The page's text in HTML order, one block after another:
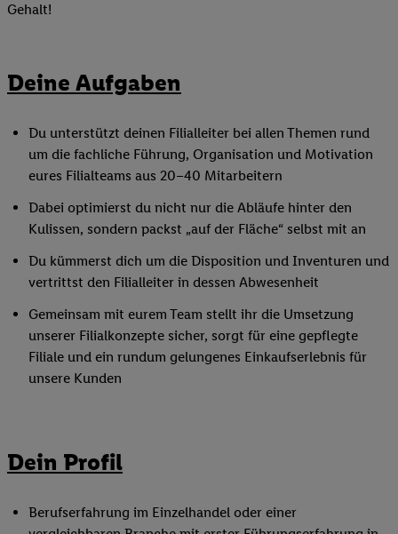
Gehalt!
Deine Aufgaben
Du unterstützt deinen Filialleiter bei allen Themen rund
um die fachliche Führung, Organisation und Motivation
eures Filialteams aus 20–40 Mitarbeitern
Dabei optimierst du nicht nur die Abläufe hinter den
Kulissen, sondern packst „auf der Fläche“ selbst mit an
Du kümmerst dich um die Disposition und Inventuren und
vertrittst den Filialleiter in dessen Abwesenheit
Gemeinsam mit eurem Team stellt ihr die Umsetzung
unserer Filialkonzepte sicher, sorgt für eine gepflegte
Filiale und ein rundum gelungenes Einkaufserlebnis für
unsere Kunden
Dein Profil
Berufserfahrung im Einzelhandel oder einer